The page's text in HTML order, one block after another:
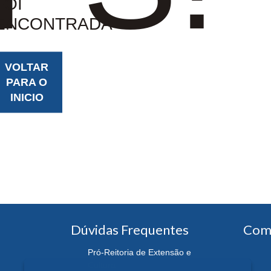
VOLTAR
PARA O
INICIO
Dúvidas Frequentes
Pró-Reitoria de Extensão e